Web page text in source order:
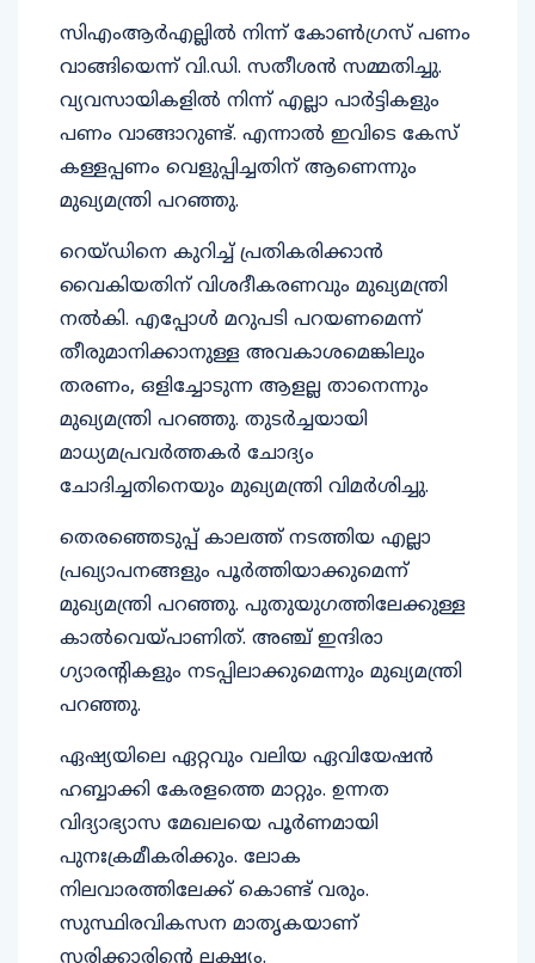
സിഎംആർഎല്ലിൽ നിന്ന് കോൺഗ്രസ് പണം
വാങ്ങിയെന്ന് വി.ഡി. സതീശൻ സമ്മതിച്ചു.
വ്യവസായികളിൽ നിന്ന് എല്ലാ പാർട്ടികളും
പണം വാങ്ങാറുണ്ട്. എന്നാൽ ഇവിടെ കേസ്
കള്ളപ്പണം വെളുപ്പിച്ചതിന് ആണെന്നും
മുഖ്യമന്ത്രി പറഞ്ഞു.
റെയ്ഡിനെ കുറിച്ച് പ്രതികരിക്കാൻ
വൈകിയതിന് വിശദീകരണവും മുഖ്യമന്ത്രി
നൽകി. എപ്പോൾ മറുപടി പറയണമെന്ന്
തീരുമാനിക്കാനുള്ള അവകാശമെങ്കിലും
തരണം, ഒളിച്ചോടുന്ന ആളല്ല താനെന്നും
മുഖ്യമന്ത്രി പറഞ്ഞു. തുടർച്ചയായി
മാധ്യമപ്രവർത്തകർ ചോദ്യം
ചോദിച്ചതിനെയും മുഖ്യമന്ത്രി വിമർശിച്ചു.
തെരഞ്ഞെടുപ്പ് കാലത്ത് നടത്തിയ എല്ലാ
പ്രഖ്യാപനങ്ങളും പൂർത്തിയാക്കുമെന്ന്
മുഖ്യമന്ത്രി പറഞ്ഞു. പുതുയുഗത്തിലേക്കുള്ള
കാൽവെയ്പാണിത്. അഞ്ച് ഇന്ദിരാ
ഗ്യാരൻ്റികളും നടപ്പിലാക്കുമെന്നും മുഖ്യമന്ത്രി
പറഞ്ഞു.
ഏഷ്യയിലെ ഏറ്റവും വലിയ ഏവിയേഷൻ
ഹബ്ബാക്കി കേരളത്തെ മാറ്റും. ഉന്നത
വിദ്യാഭ്യാസ മേഖലയെ പൂർണമായി
പുനഃക്രമീകരിക്കും. ലോക
നിലവാരത്തിലേക്ക് കൊണ്ട് വരും.
സുസ്ഥിരവികസന മാതൃകയാണ്